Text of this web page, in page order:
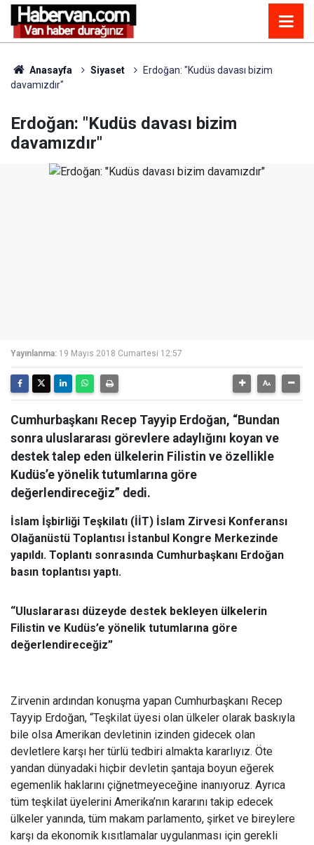
Anasayfa Siyaset
Erdoğan: "Kudüs davası bizim
davamızdır"
Erdoğan: "Kudüs davası bizim
davamızdır"
Yayınlanma: 19 Mayıs 2018 Cumartesi 12:57
Cumhurbaşkanı Recep Tayyip Erdoğan, “Bundan
sonra uluslararası görevlere adaylığını koyan ve
destek talep eden ülkelerin Filistin ve özellikle
Kudüs’e yönelik tutumlarına göre
değerlendireceğiz” dedi.
İslam İşbirliği Teşkilatı (İİT) İslam Zirvesi Konferansı
Olağanüstü Toplantısı İstanbul Kongre Merkezinde
yapıldı. Toplantı sonrasında Cumhurbaşkanı Erdoğan
basın toplantısı yaptı.
“Uluslararası düzeyde destek bekleyen ülkelerin
Filistin ve Kudüs’e yönelik tutumlarına göre
değerlendireceğiz”
Zirvenin ardından konuşma yapan Cumhurbaşkanı Recep
Tayyip Erdoğan, “Teşkilat üyesi olan ülkeler olarak baskıyla
bile olsa Amerikan devletinin izinden gidecek olan
devletlere karşı her türlü tedbiri almakta kararlıyız. Öte
yandan dünyadaki hiçbir devletin şantaja boyun eğerek
egemenlik haklarını çiğnetmeyeceğine inanıyoruz. Ayrıca
tüm teşkilat üyelerini Amerika’nın kararını takip edecek
ülkeler yanında, tüm makam parlamento, şirket ve bireylere
karşı da ekonomik kısıtlamalar uygulanması için gerekli